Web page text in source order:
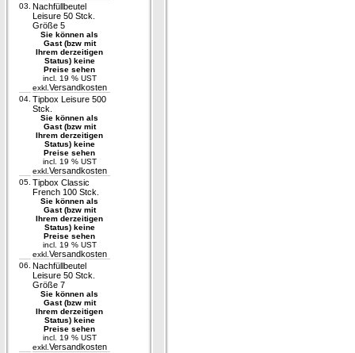
03. Nachfüllbeutel
Leisure 50 Stck.
Größe 5
Sie können als
Gast (bzw mit
Ihrem derzeitigen
Status) keine
Preise sehen
incl. 19 % UST
exkl. Versandkosten
04. Tipbox Leisure 500
Stck.
Sie können als
Gast (bzw mit
Ihrem derzeitigen
Status) keine
Preise sehen
incl. 19 % UST
exkl. Versandkosten
05. Tipbox Classic
French 100 Stck.
Sie können als
Gast (bzw mit
Ihrem derzeitigen
Status) keine
Preise sehen
incl. 19 % UST
exkl. Versandkosten
06. Nachfüllbeutel
Leisure 50 Stck.
Größe 7
Sie können als
Gast (bzw mit
Ihrem derzeitigen
Status) keine
Preise sehen
incl. 19 % UST
exkl. Versandkosten